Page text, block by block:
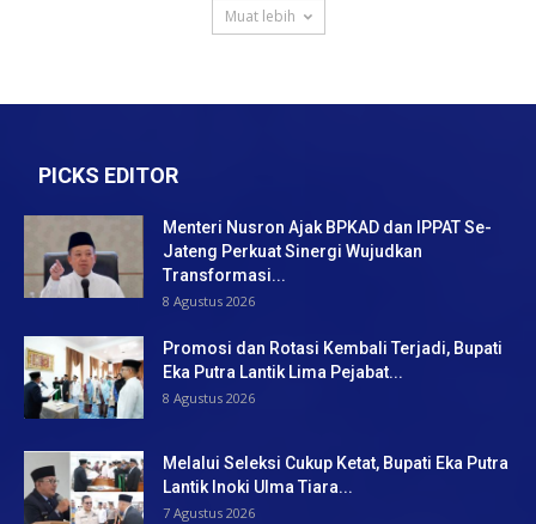
Muat lebih
PICKS EDITOR
Menteri Nusron Ajak BPKAD dan IPPAT Se-
Jateng Perkuat Sinergi Wujudkan
Transformasi...
8 Agustus 2026
Promosi dan Rotasi Kembali Terjadi, Bupati
Eka Putra Lantik Lima Pejabat...
8 Agustus 2026
Melalui Seleksi Cukup Ketat, Bupati Eka Putra
Lantik Inoki Ulma Tiara...
7 Agustus 2026